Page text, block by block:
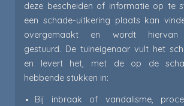
deze bescheiden of informatie op te
een schade-uitkering plaats kan
overgemaakt en wordt
gestuurd. De tuineigenaar vult het
en levert het, met de op de
hebbende stukken in:
Bij inbraak of vandalisme,